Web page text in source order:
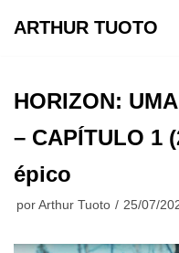
o
ARTHUR TUOTO
HORIZON:
– CAPÍTULO 1
épico
por Arthur Tuoto 25/07/